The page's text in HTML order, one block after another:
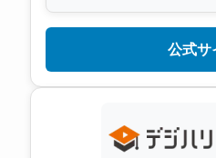
公式サ